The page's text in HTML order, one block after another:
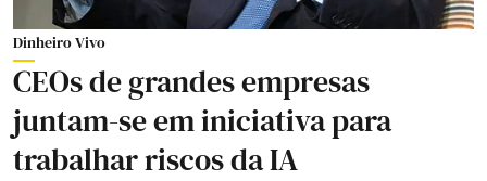
Dinheiro Vivo
CEOs de grandes empresas
juntam-se em iniciativa para
trabalhar riscos da IA